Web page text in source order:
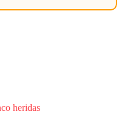
heridas